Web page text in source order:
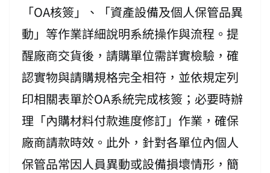
「OA核簽」、「資產設備及個人保管品異
動」等作業詳細說明系統操作與流程。提
醒廠商交貨後，請購單位需詳實檢驗，確
認實物與請購規格完全相符，並依規定列
印相關表單於OA系統完成核簽；必要時辦
理「內購材料付款進度修訂」作業，確保
廠商請款時效。此外，針對各單位內個人
保管品常因人員異動或設備損壞情形，簡